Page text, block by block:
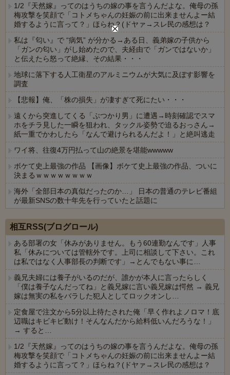
1/2『天然嫁』ってのはうちの嫁の事を言うんだよな。俺母の孫
梅攻撃を笑顔で「コトメちゃんの妊娠の前に出来ませんよー結
婚するように言って？」ほらね？(ドヤァ→スレ民の感想は？
私は『匂い』で “病気” が分かる→ある日、義弟嫁の子供から
「ガンの匂い」がし始めたので、夫経由で「ガンではないか」
と伝えたら怒って絶縁、その結果・・・
地球に落下する人工衛星のアルミニウムが大気に及ぼす影響を
調査
【悲報】俺、「株の損失」が凄すぎて死にたい・・・
遠くから突進してくる「ぶつかり男」に遭遇→時刻確認でスマ
ホをチラ見した一瞬を狙われ、タックル姿勢で迫るおっさん→
紙一重でかわしたら「なんで避けられるんだよ！」と絶叫逃走
ワイ将、往復4万円払って山の絶景を堪能wwwww
ボケて史上最強の作品 【画像】ボケて史上最強の作品、ついに
決まるｗｗｗｗｗｗｗｗ
海外「全部日本の真似だったのか…」 日本の普通のテレビ番組
が最新SNSの数十年先を行っていたと話題に
相互RSS(ブログロール)
ある部署の女「休みがありません。もう60連勤なんです」人事
私「休みについては管轄外です。上司に相談して下さい。これ
は私ではなく人事部長の判断です」→とんでもない事に…
義兄夫婦には養子がいるのだが、誰かが本人に言ったらしく
「僕は養子なんだってね」と義兄嫁に言い義兄嫁は愕然 → 義兄
嫁は無実の私をバラした犯人としてロックオンし…
定食屋で注文から5分以上待たされた俺「早く作れよノロマ！底
辺職はキビキビ動け！そんなんだから給料低いんだろうな！」
→ すると…
1/2『天然嫁』ってのはうちの嫁の事を言うんだよな。俺母の孫
梅攻撃を笑顔で「コトメちゃんの妊娠の前に出来ませんよー結
婚するように言って？」ほらね？(ドヤァ→スレ民の感想は？